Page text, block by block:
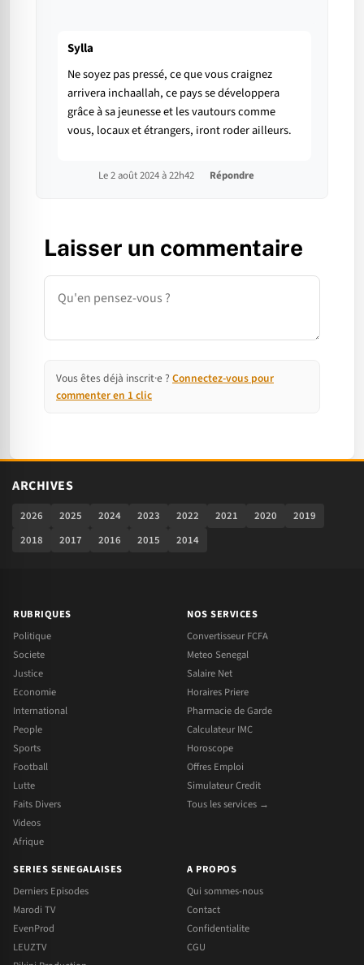
Sylla
Ne soyez pas pressé, ce que vous craignez
arrivera inchaallah, ce pays se développera
grâce à sa jeunesse et les vautours comme
vous, locaux et étrangers, iront roder ailleurs.
Le 2 août 2024 à 22h42 Répondre
Laisser un commentaire
Commentaire
Vous êtes déjà inscrit·e ? Connectez-vous pour
commenter en 1 clic
ARCHIVES
2026 2025 2024 2023 2022 2021 2020
2019
2018
2017 2016 2015 2014
RUBRIQUES
Politique
Societe
Justice
Economie
International
People
Sports
Football
Lutte
Faits Divers
Videos
Afrique
NOS SERVICES
Convertisseur FCFA
Meteo Senegal
Salaire Net
Horaires Priere
Pharmacie de Garde
Calculateur IMC
Horoscope
Offres Emploi
Simulateur Credit
Tous les services →
SERIES SENEGALAISES
Derniers Episodes
Marodi TV
EvenProd
LEUZTV
A PROPOS
Qui sommes-nous
Contact
Confidentialite
CGU